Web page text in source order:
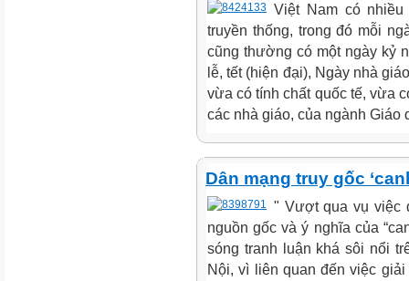
Việt Nam có
truyền thống, trong đó mỗi
cũng thường có một ngày kỷ
lễ, tết (hiện đại), Ngày nhà
vừa có tính chất quốc tế, vừa
các nhà giáo, của ngành Giáo
Dân mạng truy gốc
" Vượt qua vụ việc
nguồn gốc và ý nghĩa của
sóng tranh luận khá sôi nổi
Nội, vì liên quan đến việc